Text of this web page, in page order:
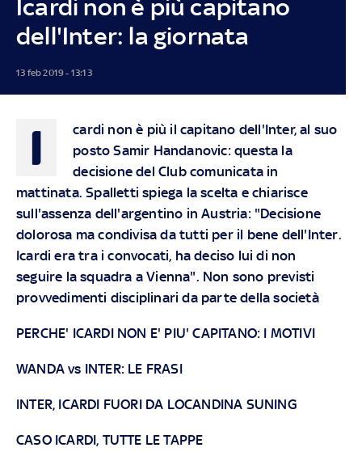
Icardi non è più capitano
dell'Inter: la giornata
13 feb 2019 - 13:13
I
cardi non è più il capitano dell'Inter, al suo
posto Samir Handanovic: questa la
decisione del Club comunicata in
mattinata. Spalletti spiega la scelta e chiarisce
sull'assenza dell'argentino in Austria: "Decisione
dolorosa ma condivisa da tutti per il bene dell'Inter.
Icardi era tra i convocati, ha deciso lui di non
seguire la squadra a Vienna". Non sono previsti
provvedimenti disciplinari da parte della società
PERCHE' ICARDI NON E' PIU' CAPITANO: I MOTIVI
WANDA vs INTER: LE FRASI
INTER, ICARDI FUORI DA LOCANDINA SUNING
CASO ICARDI, TUTTE LE TAPPE